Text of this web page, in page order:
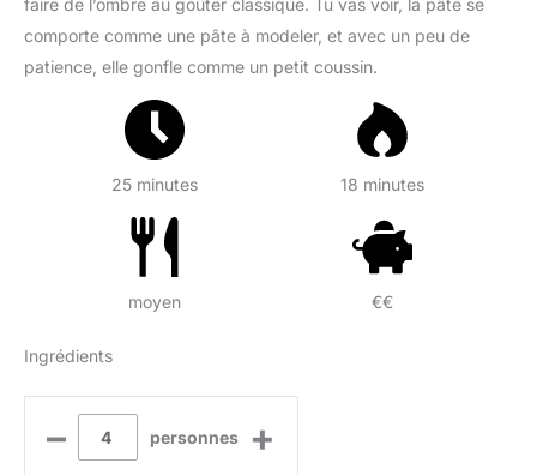
faire de l’ombre au goûter classique. Tu vas voir, la pâte se
comporte comme une pâte à modeler, et avec un peu de
patience, elle gonfle comme un petit coussin.
25 minutes 18 minutes
moyen €€
Ingrédients
– personnes +